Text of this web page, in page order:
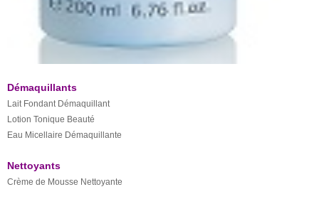
Démaquillants
Lait Fondant Démaquillant
Lotion Tonique Beauté
Eau Micellaire Démaquillante
Nettoyants
Crème de Mousse Nettoyante